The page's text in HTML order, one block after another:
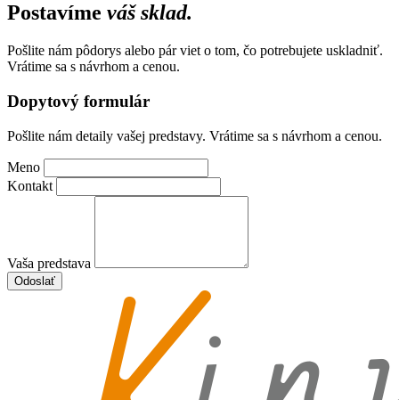
Postavíme váš sklad.
Pošlite nám pôdorys alebo pár viet o tom, čo potrebujete uskladniť.
Vrátime sa s návrhom a cenou.
Dopytový formulár
Pošlite nám detaily vašej predstavy. Vrátime sa s návrhom a cenou.
Meno
Kontakt
Vaša predstava
Odoslať